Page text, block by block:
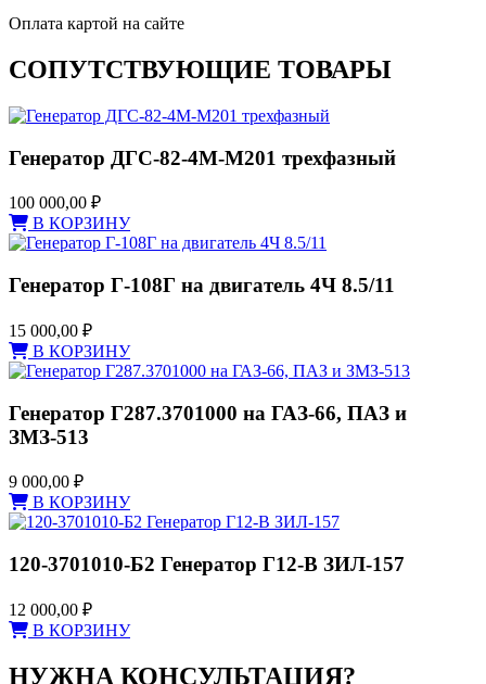
Оплата картой на сайте
СОПУТСТВУЮЩИЕ ТОВАРЫ
Генератор ДГС-82-4М-М201 трехфазный
100 000,00 ₽
В КОРЗИНУ
Генератор Г-108Г на двигатель 4Ч 8.5/11
15 000,00 ₽
В КОРЗИНУ
Генератор Г287.3701000 на ГАЗ-66, ПАЗ и
ЗМЗ-513
9 000,00 ₽
В КОРЗИНУ
120-3701010-Б2 Генератор Г12-В ЗИЛ-157
12 000,00 ₽
В КОРЗИНУ
НУЖНА КОНСУЛЬТАЦИЯ?